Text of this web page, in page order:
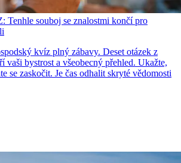
souboj se znalostmi končí pro
kvíz plný zábavy. Deset otázek z
vaši bystrost a všeobecný přehled. Ukažte,
se zaskočit. Je čas odhalit skryté vědomosti